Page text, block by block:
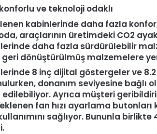
ve teknoloji odaklı
kabinlerinde daha fazla
araçlarının üretimdeki CO2
daha fazla sürdürülebilir
dönüştürülmüş malzemelere
8 inç dijital göstergeler ve
donanım seviyesine bağlı
Ayrıca müşteri
fan hızı ayarlama
sağlıyor. Bununla birlikte